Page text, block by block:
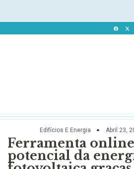
Edifícios E Energia Abril 23,
Ferramenta
potencial da